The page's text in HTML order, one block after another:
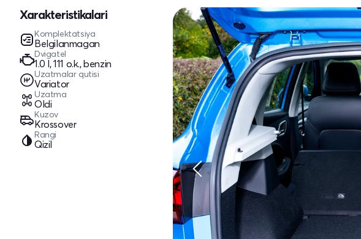
Xarakteristikalari
Komplektatsiya
Belgilanmagan
Dvigatel
1.0 l, 111 o.k., benzin
Uzatmalar qutisi
Variator
Uzatma
Oldi
Kuzov
Krossover
Rangi
Qizil